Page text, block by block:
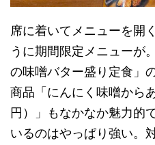
席に着いてメニューを開
うに期間限定メニューが
の味噌バター盛り定食」
商品「にんにく味噌から
円）」もなかなか魅力的
いるのはやっぱり強い。